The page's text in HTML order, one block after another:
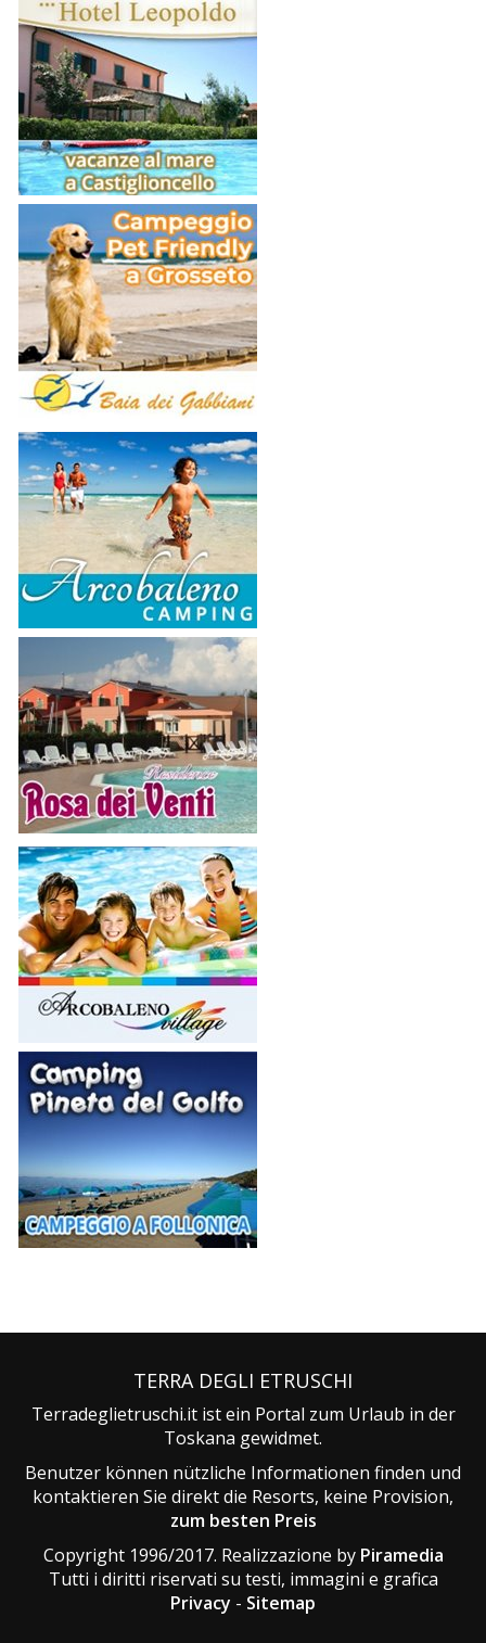
TERRA DEGLI ETRUSCHI
Terradeglietruschi.it ist ein Portal zum Urlaub in der
Toskana gewidmet.
Benutzer können nützliche Informationen finden und
kontaktieren Sie direkt die Resorts, keine Provision,
zum besten Preis
Copyright 1996/2017. Realizzazione by Piramedia
Tutti i diritti riservati su testi, immagini e grafica
Privacy - Sitemap